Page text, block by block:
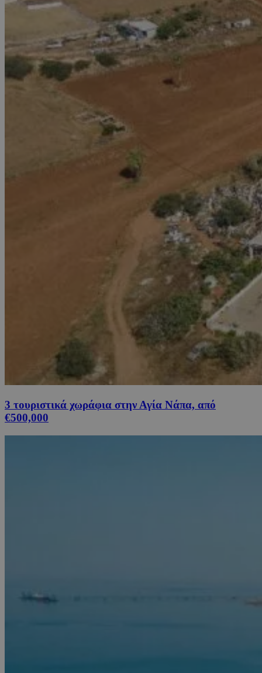
3 τουριστικά χωράφια στην Αγία Νάπα, από
€500,000